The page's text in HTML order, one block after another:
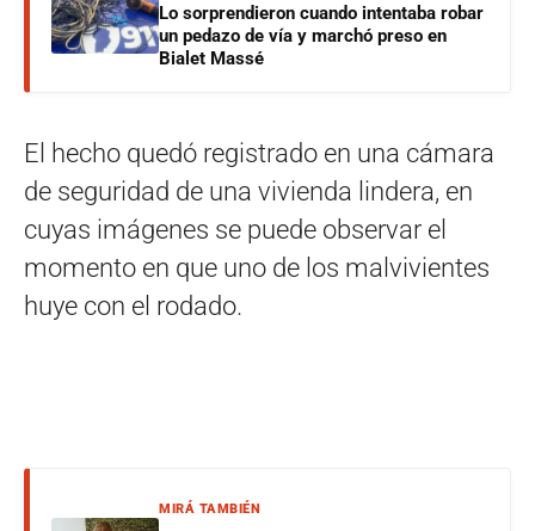
Lo sorprendieron cuando intentaba robar
un pedazo de vía y marchó preso en
Bialet Massé
El hecho quedó registrado en una cámara
de seguridad de una vivienda lindera, en
cuyas imágenes se puede observar el
momento en que uno de los malvivientes
huye con el rodado.
MIRÁ TAMBIÉN